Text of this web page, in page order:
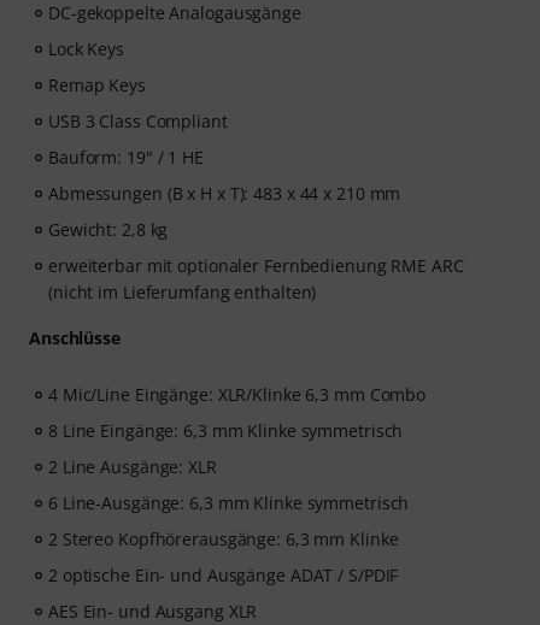
DC-gekoppelte Analogausgänge
Lock Keys
Remap Keys
USB 3 Class Compliant
Bauform: 19" / 1 HE
Abmessungen (B x H x T): 483 x 44 x 210 mm
Gewicht: 2,8 kg
erweiterbar mit optionaler Fernbedienung RME ARC
(nicht im Lieferumfang enthalten)
Anschlüsse
4 Mic/Line Eingänge: XLR/Klinke 6,3 mm Combo
8 Line Eingänge: 6,3 mm Klinke symmetrisch
2 Line Ausgänge: XLR
6 Line-Ausgänge: 6,3 mm Klinke symmetrisch
2 Stereo Kopfhörerausgänge: 6,3 mm Klinke
2 optische Ein- und Ausgänge ADAT / S/PDIF
AES Ein- und Ausgang XLR